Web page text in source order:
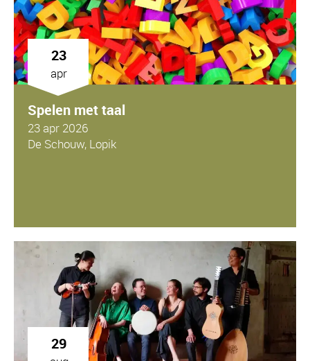
23
apr
Spelen met taal
23 apr 2026
De Schouw, Lopik
29